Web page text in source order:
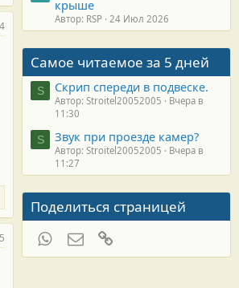
крыше
Автор: RSP 24 Июл 2026
Самое читаемое за 5 дней
S Скрип спереди в подвеске.
Автор: Stroitel20052005
Вчера в
11:30
S Звук при проезде камер?
Автор: Stroitel20052005
Вчера в
11:27
Поделиться страницей
WhatsAppЭлектронная почта